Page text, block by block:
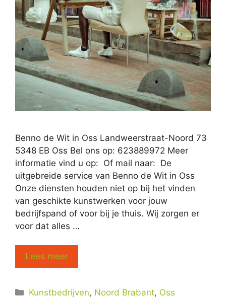
Benno de Wit in Oss Landweerstraat-Noord 73
5348 EB Oss Bel ons op: 623889972 Meer
informatie vind u op: Of mail naar: De
uitgebreide service van Benno de Wit in Oss
Onze diensten houden niet op bij het vinden
van geschikte kunstwerken voor jouw
bedrijfspand of voor bij je thuis. Wij zorgen er
voor dat alles …
Lees meer
Categorieën
Kunstbedrijven, Noord Brabant, Oss